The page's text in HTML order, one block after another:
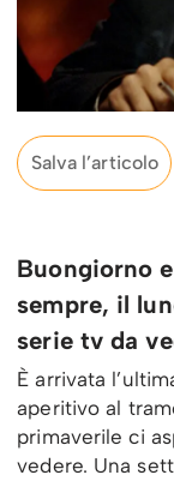
Salva l’articolo
Buongiorno
sempre, il
serie tv da
È arrivata
aperitivo al
primaverile ci
vedere. Una